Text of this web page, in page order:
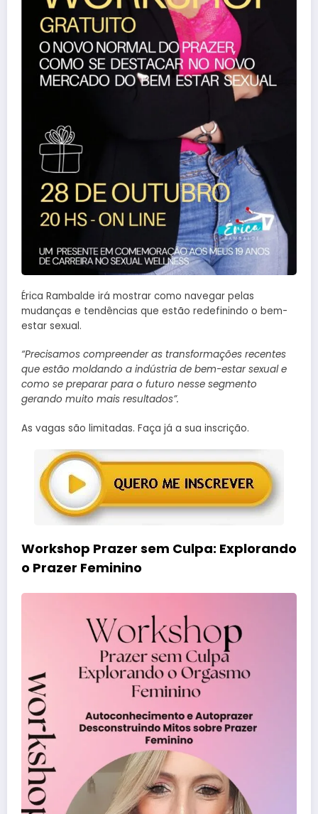
Érica Rambalde irá mostrar como navegar pelas
mudanças e tendências que estão redefinindo o bem-
estar sexual.
“Precisamos compreender as transformações recentes
que estão moldando a indústria de bem-estar sexual e
como se preparar para o futuro nesse segmento
gerando muito mais resultados”.
As vagas são limitadas. Faça já a sua inscrição.
Workshop Prazer sem Culpa: Explorando
o Prazer Feminino